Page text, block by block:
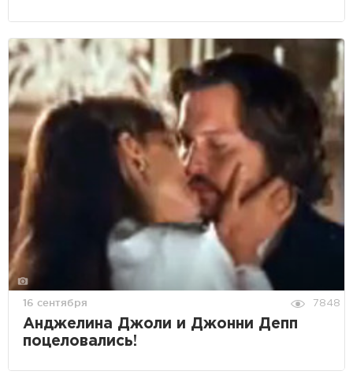
16 сентября 7848
Анджелина Джоли и Джонни Депп
поцеловались!